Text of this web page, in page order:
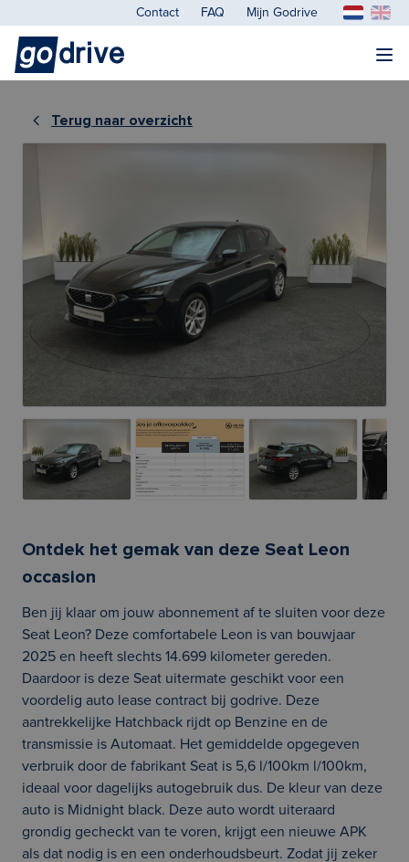
Contact FAQ Mijn Godrive
Terug naar overzicht
Ontdek het gemak van deze Seat Leon
occasion
Ben jij klaar om jouw abonnement af te sluiten voor deze
Seat Leon? Deze comfortabele Leon is van bouwjaar
2025 en heeft slechts 14.699 kilometer gereden.
Daardoor is deze Seat uitermate geschikt voor een
voordelig auto lease contract bij godrive. Deze
aantrekkelijke Hatchback rijdt op Benzine en de
transmissie is Automaat. Het gemiddelde opgegeven
verbruik door de fabrikant Seat is 5,6 l/100km l/100km,
ideaal voor dagelijks autogebruik dus. De kleur van deze
auto is Midnight black. Deze auto wordt uiteraard
grondig gecheckt van te voren, krijgt een nieuwe APK
als dat nodig is en een onderhoudsbeurt. Zodat jij zeker